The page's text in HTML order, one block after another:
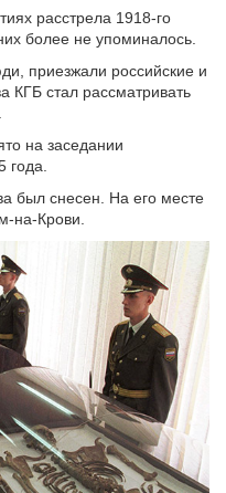
расстрела 1918-го
более не упоминалось.
приезжали российские и
КГБ стал рассматривать
на заседании
был снесен. На его месте
на-Крови.